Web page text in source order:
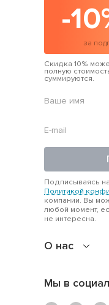
О нас
-
за
Скидка 10%
полную
суммируются.
Подписываясь
Политикой
компании. Вы
любой момент,
не интересна.
Мы в